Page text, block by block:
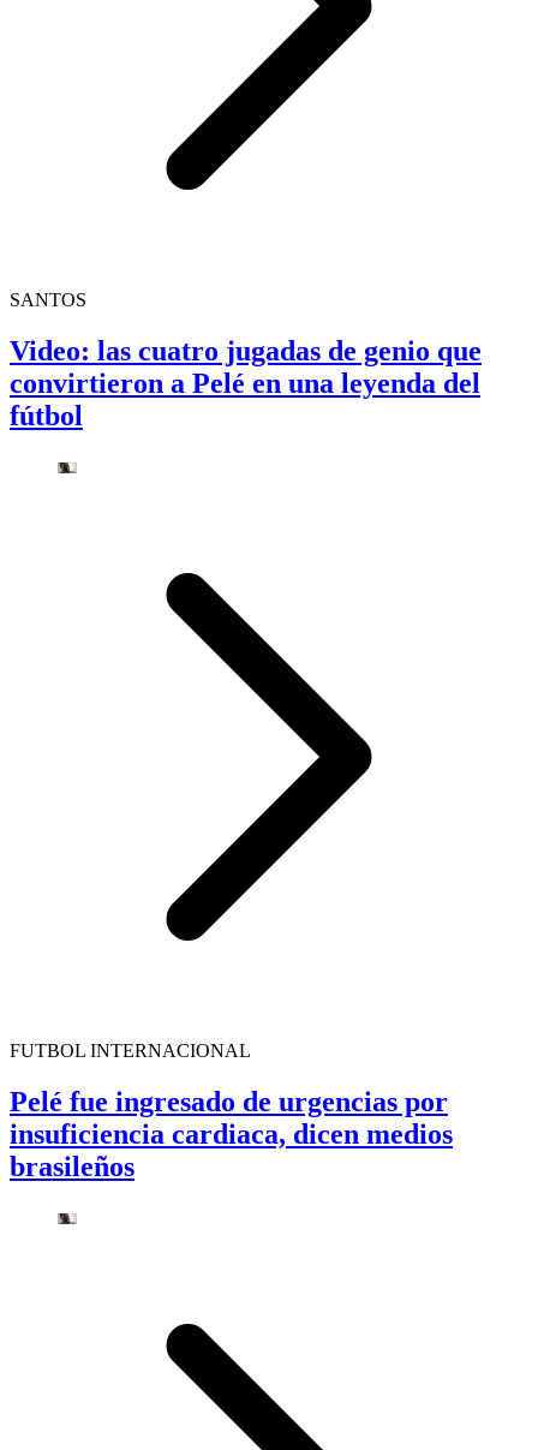
SANTOS
Video: las cuatro jugadas de genio que
convirtieron a Pelé en una leyenda del
fútbol
FUTBOL INTERNACIONAL
Pelé fue ingresado de urgencias por
insuficiencia cardiaca, dicen medios
brasileños